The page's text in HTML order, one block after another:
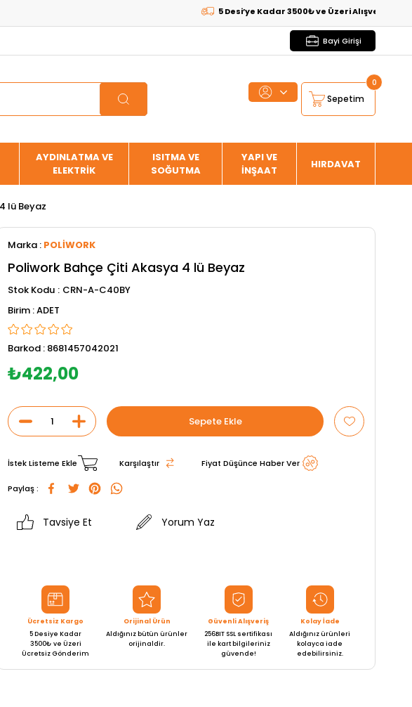
5 Desi’ye Kadar 3500₺ ve Üzeri Alışverişlerde
Bayi Girişi
Sepetim
0
AYDINLATMA VE
ELEKTRİK
ISITMA VE
SOĞUTMA
YAPI VE
İNŞAAT
HIRDAVAT
lü Beyaz
Marka : POLİWORK
Poliwork Bahçe Çiti Akasya 4 lü Beyaz
Stok Kodu
CRN-A-C40BY
ADET
Barkod : 8681457042021
₺422,00
İstek Listeme Ekle Karşılaştır Fiyat Düşünce Haber Ver
Paylaş :
Tavsiye Et Yorum Yaz
Ücretsiz Kargo
5 Desiye Kadar
3500₺ ve Üzeri
Ücretsiz Gönderim
Orijinal Ürün
Aldığınız bütün ürünler
orijinaldir.
Güvenli Alışveriş
256BIT SSL sertifikası
ile kart bilgileriniz
güvende!
Kolay İade
Aldığınız ürünleri
kolayca iade
edebilirsiniz.